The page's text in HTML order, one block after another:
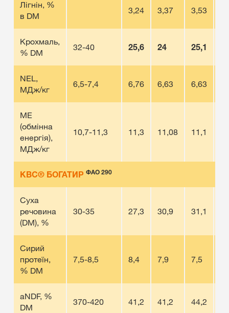
Лігнін, %
в DM
3,24 3,37 3,53
Крохмаль,
% DM
32-40 25,6 24 25,1
NEL,
МДж/кг
6,5-7,4 6,76 6,63 6,63
МЕ
(обмінна
енергія),
МДж/кг
10,7-11,3 11,3 11,08 11,1
КВС® БОГАТИР ФАО 290
Суха
речовина
(DM), %
30-35 27,3 30,9 31,1
Сирий
протеїн,
% DM
7,5-8,5 8,4 7,9 7,5
aNDF, %
DM
370-420 41,2 41,2 44,2